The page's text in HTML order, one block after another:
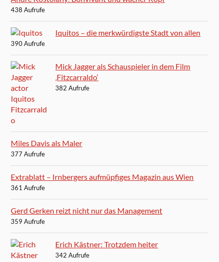
438 Aufrufe
Iquitos – die merkwürdigste Stadt von allen
390 Aufrufe
Mick Jagger als Schauspieler in dem Film
‚Fitzcarraldo‘
382 Aufrufe
Miles Davis als Maler
377 Aufrufe
Extrablatt – Irnbergers aufmüpfiges Magazin aus Wien
361 Aufrufe
Gerd Gerken reizt nicht nur das Management
359 Aufrufe
Erich Kästner: Trotzdem heiter
342 Aufrufe